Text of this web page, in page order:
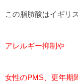
この脂肪酸はイギリ
アレルギー抑制や
女性のPMS、更年期